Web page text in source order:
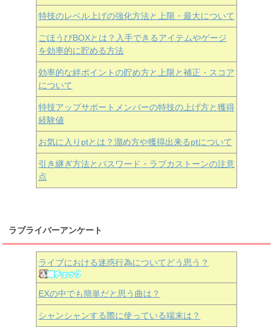
特技のレベル上げの強化方法と上限・最大について
ごほうびBOXとは？入手できるアイテムやゲージ
を効率的に貯める方法
効率的な絆ポイントの貯め方と上限と補正・スコア
について
特技アップサポートメンバーの特技の上げ方と獲得
経験値
お気に入りptとは？溜め方や獲得出来るptについて
引き継ぎ方法とパスワード・ラブカストーンの注意
点
ラブライバーアンケート
ライブにおける迷惑行為についてどう思う？
EXの中でも簡単だと思う曲は？
シャンシャンする際に使っている端末は？